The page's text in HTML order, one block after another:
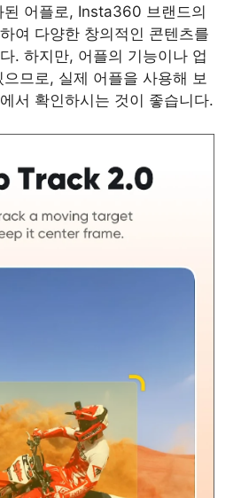
된 어플로, Insta360 브랜드의
여 다양한 창의적인 콘텐츠를
. 하지만, 어플의 기능이나 업
므로, 실제 어플을 사용해 보
서 확인하시는 것이 좋습니다.